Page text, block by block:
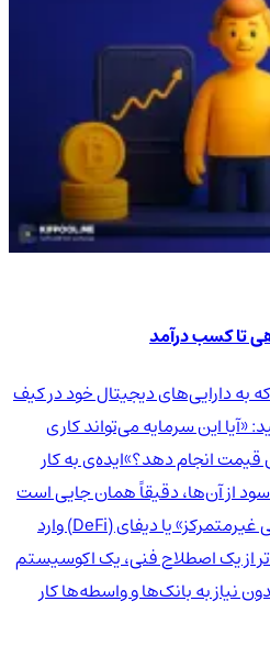
دارایی‌های دیجیتال خود در کیف
«آیا این سرمایه می‌تواند کاری
انجام دهد؟»ایده‌ی به کار
از آن‌ها، دقیقاً همان جایی است
که دنیای هیجان‌انگیز «امور مالی غیرمتمرکز» یا دیفای (DeFi) وارد
از یک اصطلاح فنی، یک اکوسیستم
نیاز به بانک‌ها و واسطه‌ها کار